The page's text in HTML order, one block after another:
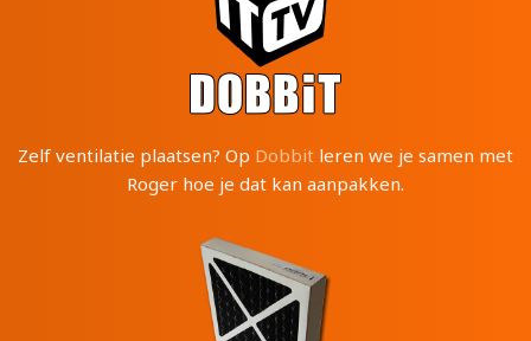
Zelf ventilatie plaatsen? Op Dobbit leren we je samen met
Roger hoe je dat kan aanpakken.